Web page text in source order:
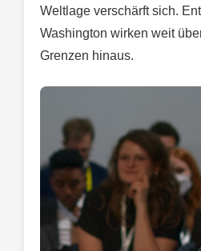
Weltlage verschärft sich.
Washington wirken weit
Grenzen hinaus.